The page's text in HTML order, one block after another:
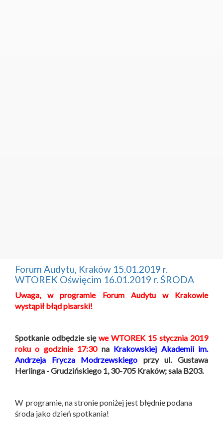
Forum Audytu, Kraków 15.01.2019 r.
WTOREK Oświęcim 16.01.2019 r. ŚRODA
Uwaga,
w programie Forum Audytu w Krakowie
wystąpił błąd pisarski!
Spotkanie odbędzie się we WTOREK 15 stycznia 2019
roku o godzinie 17:30na Krakowskiej Akademii im.
Andrzeja Frycza Modrzewskiego przy ul. Gustawa
Herlinga - Grudzińskiego 1, 30-705 Kraków; sala B203.
W programie, na stronie poniżej jest błędnie podana
środa jako dzień spotkania!